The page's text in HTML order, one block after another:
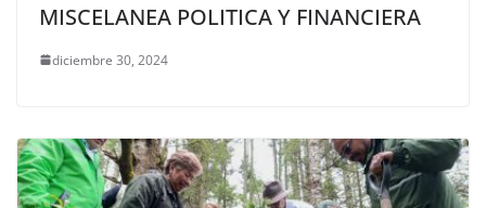
MISCELANEA POLITICA Y FINANCIERA
diciembre 30, 2024